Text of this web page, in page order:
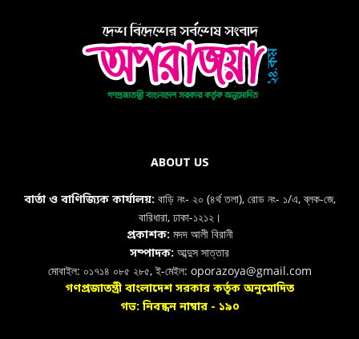
ABOUT US
বার্তা ও বাণিজ্যিক কার্যালয়: বাড়ি নং- ২০ (৪র্থ তলা), রোড নং- ১/এ, ব্লক-জে,
বারিধারা, ঢাকা-১২১২।
প্রকাশক:মদদ আলী বিরানী
সম্পাদক: আব্দুস সাত্তার
মোবাইল: ০১৭১৪ ০৮৫ ২৮৫, ই-মেইল: oporazoya@gmail.com
গণপ্রজাতন্ত্রী বাংলাদেশ সরকার কর্তৃক অনুমোদিত
গভ: নিবন্ধন নাম্বার - ১৯০